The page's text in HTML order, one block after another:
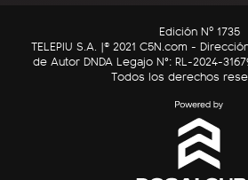
C5N Autos
RatingCero
Edición Nº 1735
TELEPIU S.A. |© 2021 C5N.com -
de Autor DNDA Legajo N°: RL-2024-
Todos los derechos